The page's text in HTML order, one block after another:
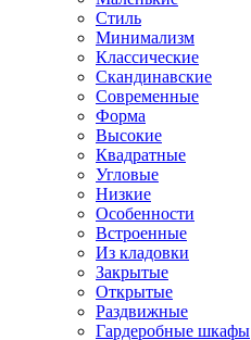
Стиль
Минимализм
Классические
Скандинавские
Современные
Форма
Высокие
Квадратные
Угловые
Низкие
Особенности
Встроенные
Из кладовки
Закрытые
Открытые
Раздвижные
Гардеробные шкафы